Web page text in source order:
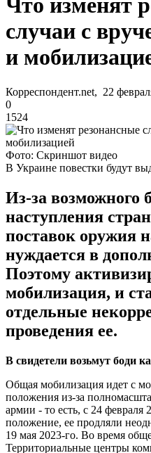
Что изменят
случаи с
и
Корреспондент.net, 22
0
1524
Фото: Скриншот видео
В Украине повестки будут
Из-за возможного
наступления
поставок оружия
нуждается в
Поэтому
мобилизация, и
отдельные
проведения ее.
В свидетели возьмут боди
Общая мобилизация идет с
положения из-за
армии - то есть, с 24 февраля
положение, ее продляли
19 мая 2023-го. Во время
Территориальные центры